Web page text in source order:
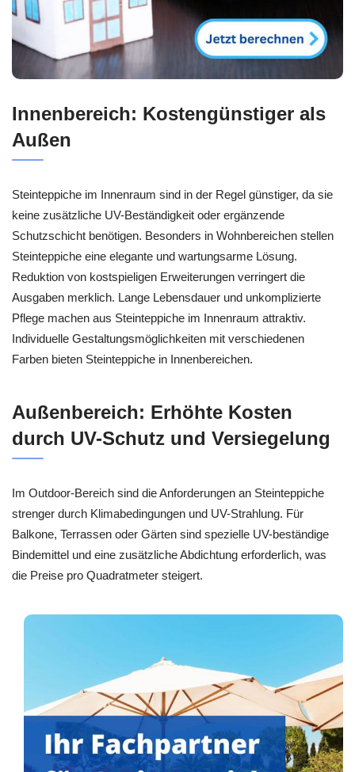
Innenbereich: Kostengünstiger als
Außen
Steinteppiche im Innenraum sind in der Regel günstiger, da sie
keine zusätzliche UV-Beständigkeit oder ergänzende
Schutzschicht benötigen. Besonders in Wohnbereichen stellen
Steinteppiche eine elegante und wartungsarme Lösung.
Reduktion von kostspieligen Erweiterungen verringert die
Ausgaben merklich. Lange Lebensdauer und unkomplizierte
Pflege machen aus Steinteppiche im Innenraum attraktiv.
Individuelle Gestaltungsmöglichkeiten mit verschiedenen
Farben bieten Steinteppiche in Innenbereichen.
Außenbereich: Erhöhte Kosten
durch UV-Schutz und Versiegelung
Im Outdoor-Bereich sind die Anforderungen an Steinteppiche
strenger durch Klimabedingungen und UV-Strahlung. Für
Balkone, Terrassen oder Gärten sind spezielle UV-beständige
Bindemittel und eine zusätzliche Abdichtung erforderlich, was
die Preise pro Quadratmeter steigert.